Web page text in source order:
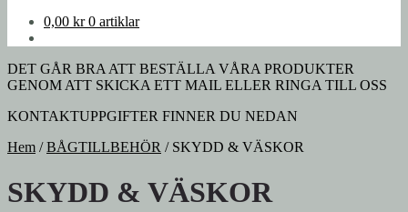
0,00 kr 0 artiklar
DET GÅR BRA ATT BESTÄLLA VÅRA PRODUKTER
GENOM ATT SKICKA ETT MAIL ELLER RINGA TILL OSS
KONTAKTUPPGIFTER FINNER DU NEDAN
Hem /BÅGTILLBEHÖR / SKYDD & VÄSKOR
SKYDD & VÄSKOR